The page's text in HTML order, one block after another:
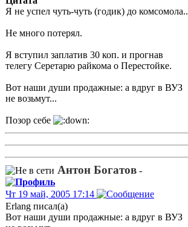
Я не успел чуть-чуть (годик) до комсомола..
Не много потерял.
Я вступил заплатив 30 коп. и прогнав
телегу Серетарю райкома о Перестойке.
Вот наши души продажные: а вдруг в ВУЗ
не возьмут...
Позор себе
Антон Богатов -
Чт 19 май, 2005 17:14
Erlang писал(а)
Вот наши души продажные: а вдруг в ВУЗ